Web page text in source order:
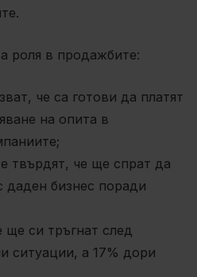
роля в продажбите:
че са готови да платят
на опита в
твърдят, че ще спрат да
даден бизнес поради
ще си тръгнат след
ситуации, а 17% дори